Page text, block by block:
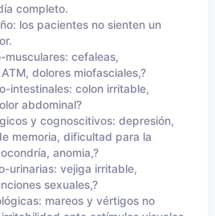
completo.
los pacientes no sienten un
musculares: cefaleas,
dolores miofasciales,?
intestinales: colon irritable,
abdominal?
y cognoscitivos: depresión,
memoria, dificultad para la
anomia,?
urinarias: vejiga irritable,
sexuales,?
mareos y vértigos no